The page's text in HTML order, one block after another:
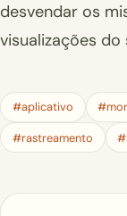
desvendar os
visualizações do
#aplicativo
#rastreamento